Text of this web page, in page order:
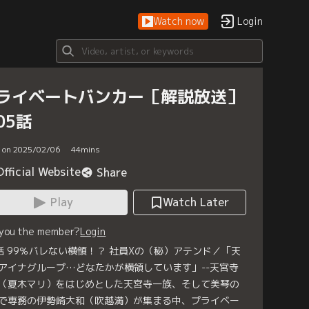
Watch now Login
イベートバンカー［解説放送］
話
on 2025/02/06 44mins
Website
Share
Play
Watch Later
the member?Login
99％バレない横領！？ 社員Xの（秘）アテンド／「天
イナグループ…どなたかが横領しています」--天宮寺
夏木マリ）をはじめとした天宮寺一族、そして美琴の
専務の伊勢崎大和（吹越満）が集まる中、プライベー